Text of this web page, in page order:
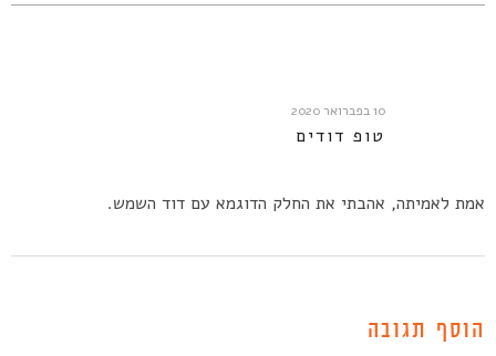
10 בפברואר 2020
טופ דודים
אמת לאמיתה, אהבתי את החלק הדוגמא עם דוד השמש.
הוסף תגובה